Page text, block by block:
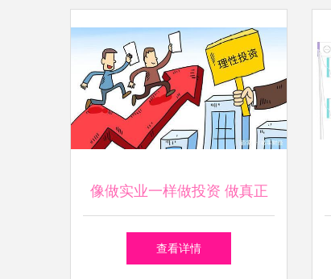
像做实业一样做投资 做真正
的价值投资者家
查看详情